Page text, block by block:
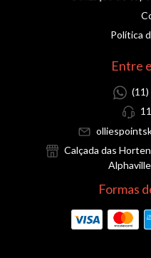
Política
Entre
Calçada das
Formas